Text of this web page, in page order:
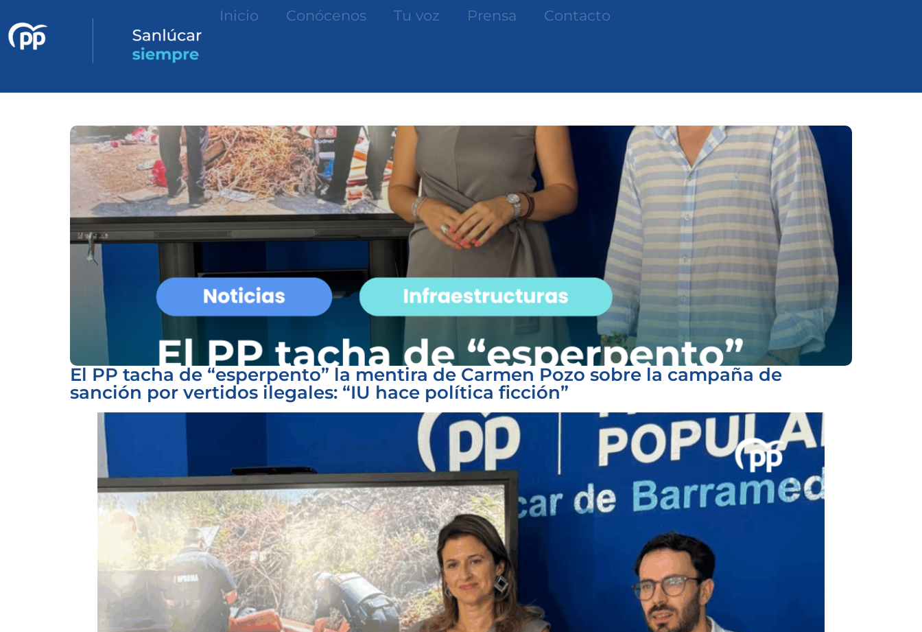
Inicio Conócenos Tu voz Prensa Contacto
El PP tacha de “esperpento” la mentira de Carmen Pozo sobre la campaña de
sanción por vertidos ilegales: “IU hace política ficción”